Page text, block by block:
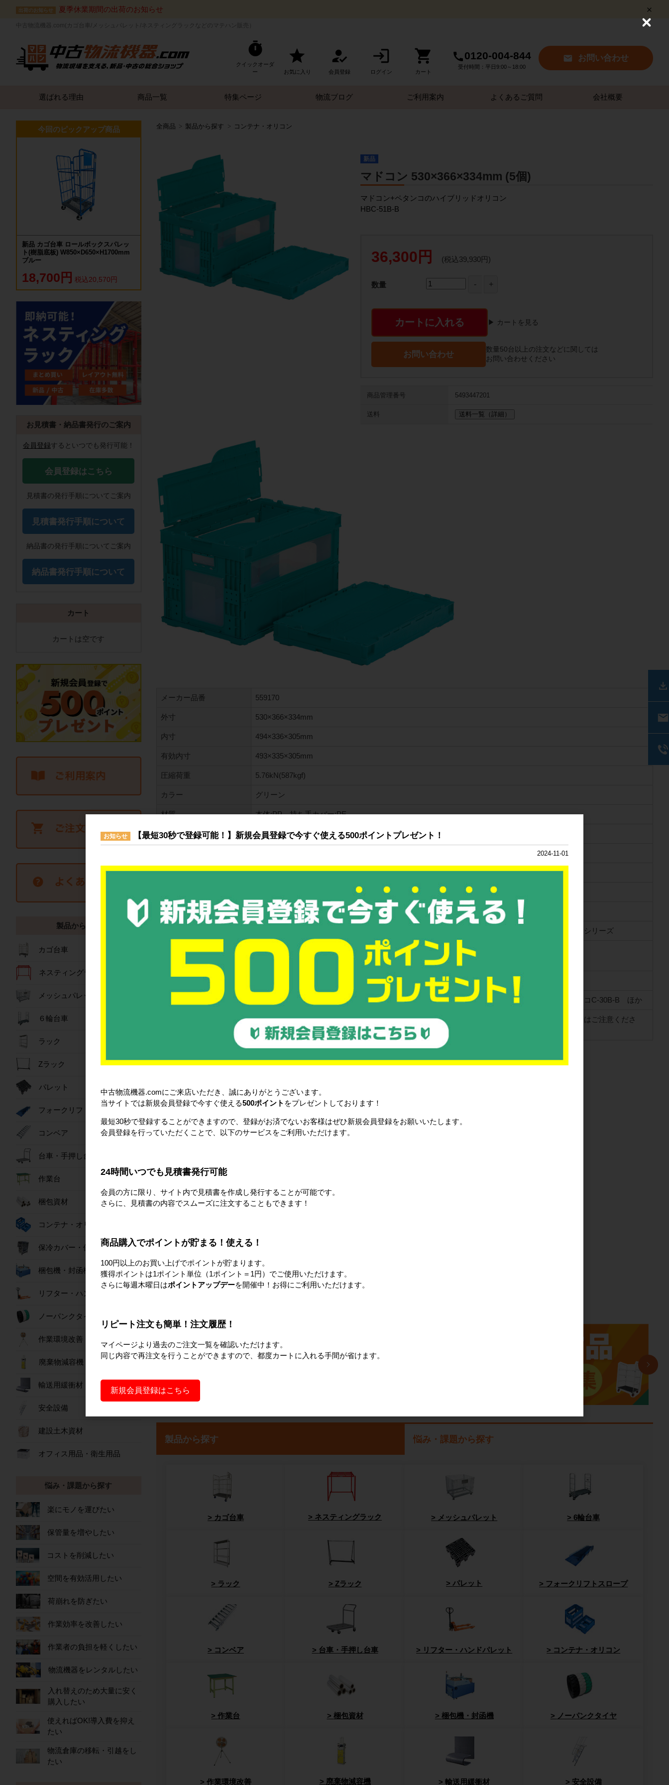
出荷のお知らせ 夏季休業期間の出荷のお知らせ
中古物流機器.com(カゴ台車/メッシュパレット/ネスティングラックなどのマテハン販売）
クイックオーダ
ー
お気に入り 会員登録 ログイン カート
0120-004-844
受付時間：平日9:00～18:00
お問い合わせ
選ばれる理由 商品一覧 特集ページ 物流ブログ ご利用案内 よくあるご質問 会社概要
全商品 製品から探す コンテナ・オリコン
新品
マドコン 530×366×334mm (5個)
マドコン+ペタンコのハイブリッドオリコン
HBC-51B-B
36,300円 (税込39,930円)
数量
カートに入れる ▶ カートを見る
お問い合わせ
数量50台以上の注文などに関しては
お問い合わせください
商品管理番号 5493447201
送料 送料一覧（詳細）
メーカー品番 559170
外寸 530×366×334mm
内寸 494×336×305mm
有効内寸 493×335×305mm
圧縮荷重 5.76kN(587kgf)
カラー グリーン
材質 本体:PP 持ち手カバー:PE
入り数 5
底面形状 斜格子リブ 水抜き孔有
両長辺下板、両短辺窓部、上枠短辺両端部及びフタにラベル剥離用シボ面有
両短辺持ち手カバー付 オリタタミ時全高:78mm
持ち手カバー対応、オールプラスチック製、オリコンであり、フタによりスタッキング、ペタンコシリーズ
カード差し(標準)適合製
カード差し21型(ワンタッチ式)
カード差し取付面
ペタンコO-30B、マドコンライトO-30B、サンクレットオリコンHB-31B、ペタンコC-30B、ペタンコC-30B-B ほか
短側面の内側はフラット形状で、内容物への傷付きを防止します。ペタンコシリーズ以外への嵌合はご注意くださ
い。
おすすめ商品
パワフル冷風扇 150L
COOL FAN SPOT mini ひえっ
製品から探す 悩み・課題から探す
カゴ台車 ネスティングラック メッシュパレット 6輪台車
ラック Zラック パレット フォークリフトスロープ
コンベア 台車・手押し台車 リフター・ハンドパレット コンテナ・オリコン
作業台 梱包資材 梱包機・封函機 ノーパンクタイヤ
作業環境改善 廃棄物減容機 輸送用緩衝材 安全設備
今回のピックアップ商品
新品 カゴ台車 ロールボックスパレッ
ト(樹脂底板) W850×D650×H1700mm
ブルー
18,700円 税込20,570円
お見積書・納品書発行のご案内
会員登録するといつでも発行可能！
会員登録はこちら
見積書の発行手順についてご案内
見積書発行手順について
納品書の発行手順についてご案内
納品書発行手順について
カート
カートは空です
製品から探す
カゴ台車
ネスティングラック
メッシュパレット
６輪台車
ラック
Zラック
パレット
フォークリフトスロープ
コンベア
台車・手押し台車
作業台
梱包資材
コンテナ・オリコン
保冷カバー・保冷ボックス
梱包機・封函機
リフター・ハンドパレット
ノーパンクタイヤ
作業環境改善
廃棄物減容機
輸送用緩衝材
安全設備
建設土木資材
オフィス用品・衛生用品
悩み・課題から探す
楽にモノを運びたい
保管量を増やしたい
コストを削減したい
空間を有効活用したい
荷崩れを防ぎたい
作業効率を改善したい
作業者の負担を軽くしたい
物流機器をレンタルしたい
入れ替えのため大量に安く
購入したい
使えればOK!導入費を抑え
たい
物流倉庫の移転・引越をし
たい
お知らせ 【最短30秒で登録可能！】新規会員登録で今すぐ使える500ポイントプレゼント！
2024-11-01
中古物流機器.comにご来店いただき、誠にありがとうございます。
当サイトでは新規会員登録で今すぐ使える500ポイント をプレゼントしております！
最短30秒で登録することができますので、登録がお済でないお客様はぜひ新規会員登録をお願いいたします。
会員登録を行っていただくことで、以下のサービスをご利用いただけます。
24時間いつでも見積書発行可能
会員の方に限り、サイト内で見積書を作成し発行することが可能です。
さらに、見積書の内容でスムーズに注文することもできます！
商品購入でポイントが貯まる！使える！
100円以上のお買い上げでポイントが貯まります。
獲得ポイントは1ポイント単位（1ポイント＝1円）でご使用いただけます。
さらに毎週木曜日はポイントアップデーを開催中！お得にご利用いただけます。
リピート注文も簡単！注文履歴！
マイページより過去のご注文一覧を確認いただけます。
同じ内容で再注文を行うことができますので、都度カートに入れる手間が省けます。
新規会員登録はこちら
C
s